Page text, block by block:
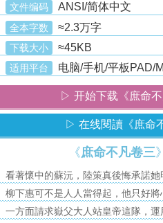
文件编码 ANSI/简体中文
全本字数 ≈2.3万字
下载大小 ≈45KB
适用平台 电脑/手机/平板PAD/
▷ 开始下载《庶命
▷ 在线閱讀《庶命
《庶命不凡卷三
看著懷中的蘇沅，陸策真後悔承諾她
柳下惠可不是人人當得起，他只好將
一方面請求嶽父大人站皇帝這隊，運